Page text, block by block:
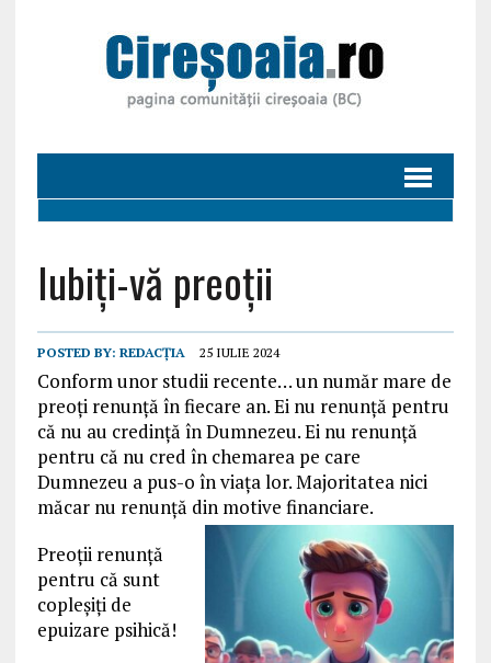
Iubiți-vă preoții
POSTED BY: REDACȚIA 25 IULIE 2024
Conform unor studii recente… un număr mare de
preoți renunță în fiecare an. Ei nu renunță pentru
că nu au credință în Dumnezeu. Ei nu renunță
pentru că nu cred în chemarea pe care
Dumnezeu a pus-o în viața lor. Majoritatea nici
măcar nu renunță din motive financiare.
Preoții renunță
pentru că sunt
copleșiți de
epuizare psihică!